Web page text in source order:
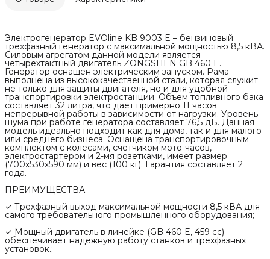
Электрогенератор EVOline KB 9003 E – бензиновый
трехфазный генератор с максимальной мощностью 8,5 кВА.
Силовым агрегатом данной модели является
четырехтактный двигатель ZONGSHEN GB 460 E.
Генератор оснащен электрическим запуском. Рама
выполнена из высококачественной стали, которая служит
не только для защиты двигателя, но и для удобной
транспортировки электростанции. Объем топливного бака
составляет 32 литра, что дает примерно 11 часов
непрерывной работы в зависимости от нагрузки. Уровень
шума при работе генератора составляет 76,5 дБ. Данная
модель идеально подходит как для дома, так и для малого
или среднего бизнеса. Оснащена транспортировочным
комплектом с колесами, счетчиком мото-часов,
электростартером и 2-мя розетками, имеет размер
(700х530х590 мм) и вес (100 кг). Гарантия составляет 2
года.
ПРЕИМУЩЕСТВА
✓ Трехфазный выход максимальной мощности 8,5 кВА для
самого требовательного промышленного оборудования;
✓ Мощный двигатель в линейке (GB 460 E, 459 cc)
обеспечивает надежную работу станков и трехфазных
установок.;